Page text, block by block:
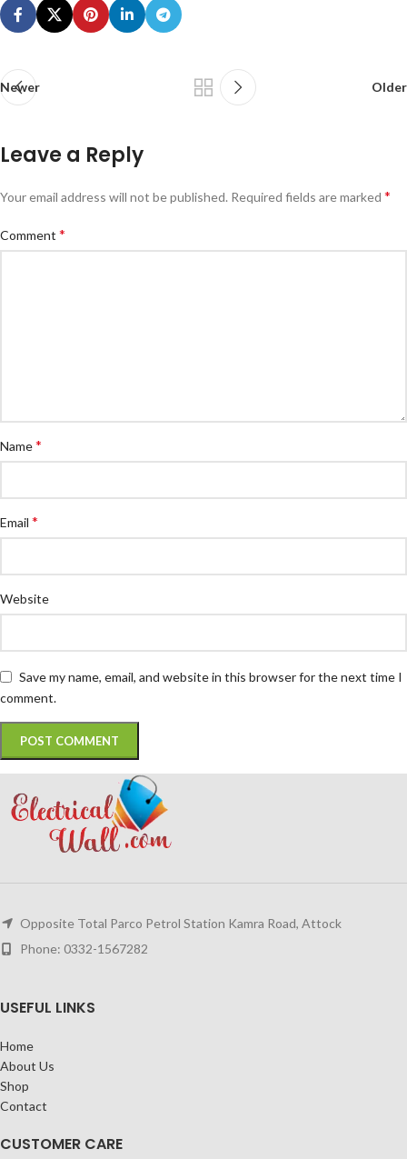
Newer Older
Leave a Reply
Your email address will not be published. Required fields are marked *
Comment *
Name*
Email *
Website
Save my name, email, and website in this browser for the next time I
comment.
Opposite Total Parco Petrol Station Kamra Road, Attock
Phone: 0332-1567282
USEFUL LINKS
Home
About Us
Shop
Contact
CUSTOMER CARE